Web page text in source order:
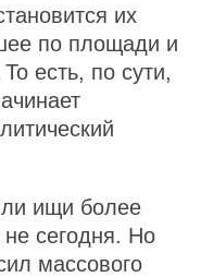
их
по площади и
есть, по сути,
ищи более
сегодня. Но
массового